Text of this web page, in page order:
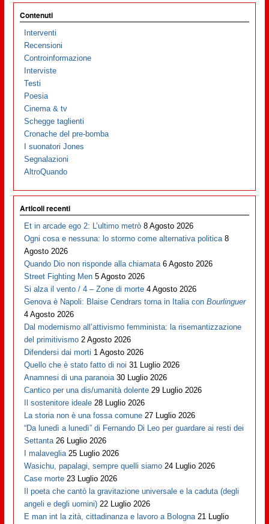
Contenuti
Interventi
Recensioni
Controinformazione
Interviste
Testi
Poesia
Cinema & tv
Schegge taglienti
Cronache del pre-bomba
I suonatori Jones
Segnalazioni
AltroQuando
Articoli recenti
Et in arcade ego 2: L’ultimo metrò 8 Agosto 2026
Ogni cosa e nessuna: lo stormo come alternativa politica 8
Agosto 2026
Quando Dio non risponde alla chiamata 6 Agosto 2026
Street Fighting Men 5 Agosto 2026
Si alza il vento / 4 – Zone di morte 4 Agosto 2026
Genova è Napoli: Blaise Cendrars torna in Italia conBourlinguer
4 Agosto 2026
Dal modernismo all’attivismo femminista: la risemantizzazione
del primitivismo 2 Agosto 2026
Difendersi dai morti 1 Agosto 2026
Quello che è stato fatto di noi 31 Luglio 2026
Anamnesi di una paranoia 30 Luglio 2026
Cantico per una dis/umanità dolente 29 Luglio 2026
Il sostenitore ideale 28 Luglio 2026
La storia non è una fossa comune 27 Luglio 2026
“Da lunedì a lunedì” di Fernando Di Leo per guardare ai resti dei
Settanta 26 Luglio 2026
I malaveglia 25 Luglio 2026
Wasichu, papalagi, sempre quelli siamo 24 Luglio 2026
Case morte 23 Luglio 2026
Il poeta che cantò la gravitazione universale e la caduta (degli
angeli e degli uomini) 22 Luglio 2026
E man int la zità, cittadinanza e lavoro a Bologna 21 Luglio